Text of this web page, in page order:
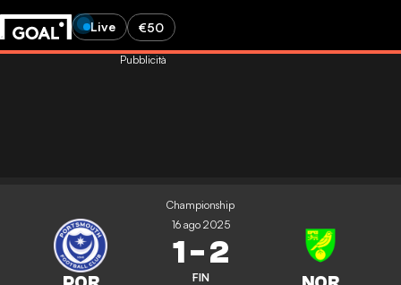
Live €50
Pubblicità
Championship
16 ago 2025
1-2
FIN